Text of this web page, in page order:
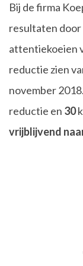
Bij de firma
resultaten
attentiekoeien
reductie zien
november
reductie en 30
vrijblijvend